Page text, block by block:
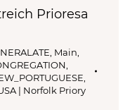
Prioresa
, Main,
,
,
| Norfolk Priory